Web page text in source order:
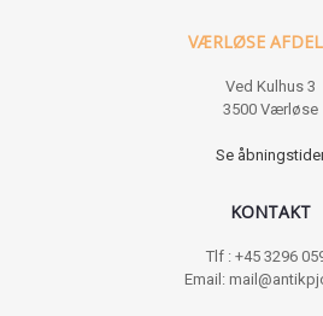
VÆRLØSE
Ved Kulhus 3
3500 Værløse
Se
KONTAKT
Tlf : +45 3296
Email: